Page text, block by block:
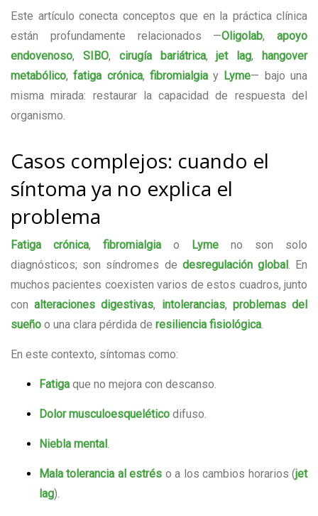
Este artículo conecta conceptos que en la práctica clínica
están profundamente relacionados —Oligolab, apoyo
endovenoso, SIBO, cirugía bariátrica,jet lag, hangover
metabólico,fatiga crónica, fibromialgiay Lyme— bajo una
misma mirada: restaurar la capacidad de respuesta del
organismo.
Casos complejos: cuando el
síntoma ya no explica el
problema
Fatiga crónica, fibromialgia o Lyme no son solo
diagnósticos; son síndromes de desregulación global. En
muchos pacientes coexisten varios de estos cuadros, junto
conalteraciones digestivas, intolerancias, problemas del
sueño o una clara pérdida de resiliencia fisiológica.
En este contexto, síntomas como:
Fatiga que no mejora con descanso.
Dolor musculoesquelético difuso.
Niebla mental.
Mala tolerancia al estrés o a los cambios horarios (jet
lag).